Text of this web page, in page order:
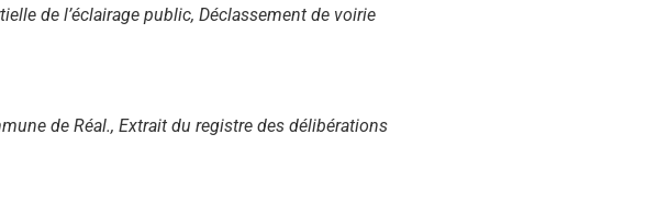
de l’éclairage public, Déclassement de voirie
de Réal., Extrait du registre des délibérations